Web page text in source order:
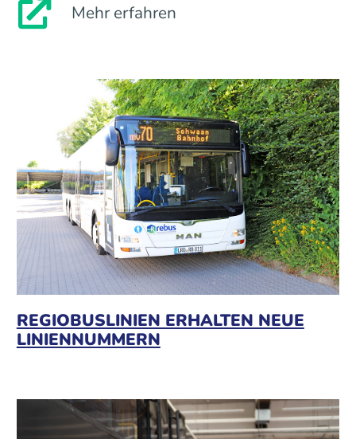
Mehr erfahren
REGIOBUSLINIEN ERHALTEN NEUE
LINIENNUMMERN